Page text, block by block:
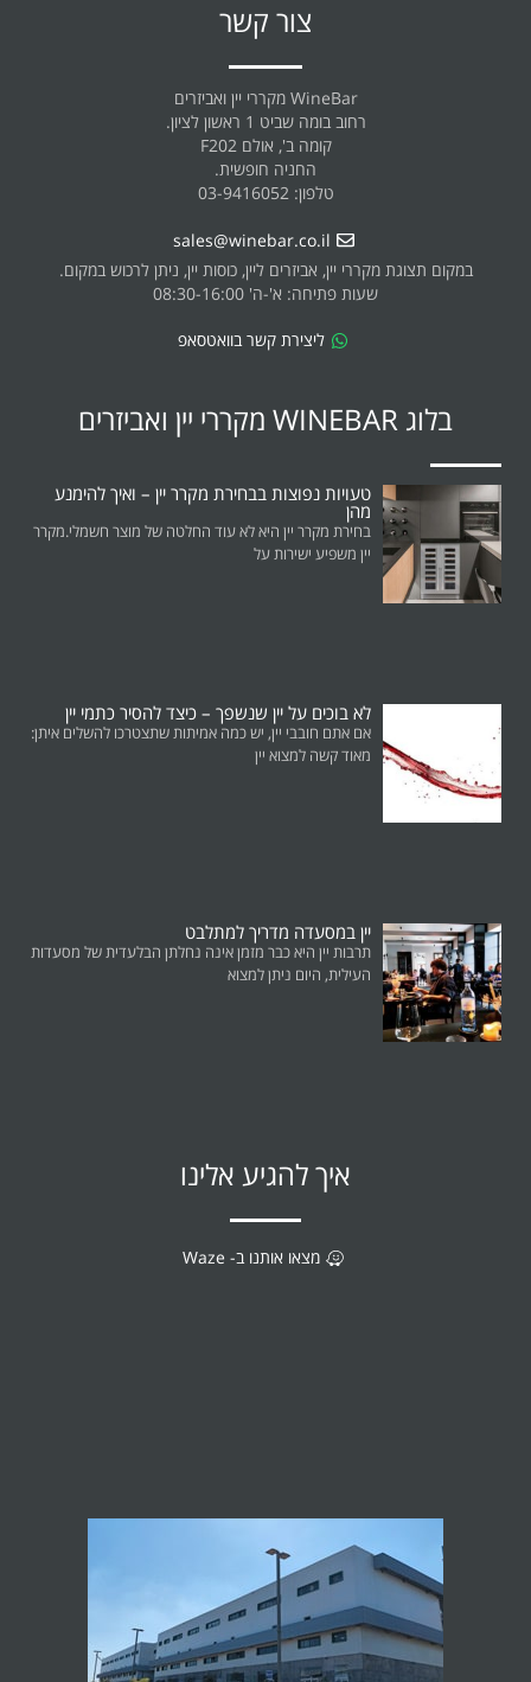
צור קשר
WineBar מקררי יין ואביזרים
רחוב בומה שביט 1 ראשון לציון.
קומה ב', אולם F202
החניה חופשית.
טלפון: 03-9416052
sales@winebar.co.il
במקום תצוגת מקררי יין, אביזרים ליין, כוסות יין, ניתן לרכוש במקום.
שעות פתיחה: א'-ה' 08:30-16:00
ליצירת קשר בוואטסאפ
בלוג WINEBAR מקררי יין ואביזרים
טעויות נפוצות בבחירת מקרר יין – ואיך להימנע
מהן
בחירת מקרר יין היא לא עוד החלטה של מוצר חשמלי.מקרר
יין משפיע ישירות על
לא בוכים על יין שנשפך – כיצד להסיר כתמי יין
אם אתם חובבי יין, יש כמה אמיתות שתצטרכו להשלים איתן:
מאוד קשה למצוא יין
יין במסעדה מדריך למתלבט
תרבות יין היא כבר מזמן אינה נחלתן הבלעדית של מסעדות
העילית, היום ניתן למצוא
איך להגיע אלינו
מצאו אותנו ב- Waze